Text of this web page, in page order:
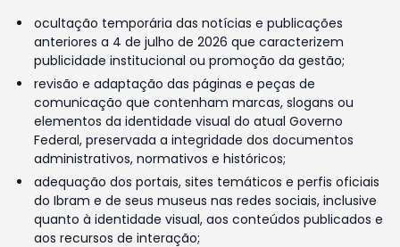
ocultação temporária das notícias e publicações
anteriores a 4 de julho de 2026 que caracterizem
publicidade institucional ou promoção da gestão;
revisão e adaptação das páginas e peças de
comunicação que contenham marcas, slogans ou
elementos da identidade visual do atual Governo
Federal, preservada a integridade dos documentos
administrativos, normativos e históricos;
adequação dos portais, sites temáticos e perfis oficiais
do Ibram e de seus museus nas redes sociais, inclusive
quanto à identidade visual, aos conteúdos publicados e
aos recursos de interação;